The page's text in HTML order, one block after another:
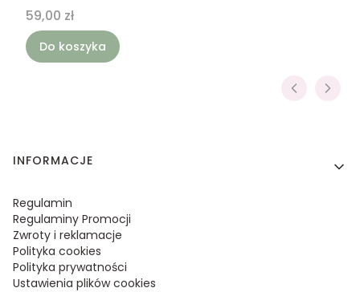
Cena
59,00 zł
Do koszyka
Linki w stopce
INFORMACJE
Regulamin
Regulaminy Promocji
Zwroty i reklamacje
Polityka cookies
Polityka prywatności
Ustawienia plików cookies